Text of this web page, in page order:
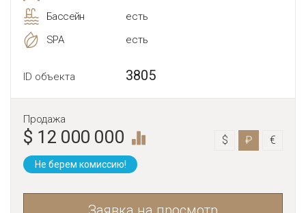
Бассейн
есть
SPA
есть
ID объекта 3805
Продажа
$ 12 000 000 $ ₽ €
Не берем комиссию!